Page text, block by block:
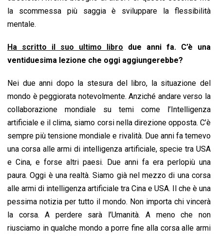
la scommessa più saggia è sviluppare la flessibilità
mentale.
Ha scritto il suo ultimo libro due anni fa. C’è una
ventiduesima lezione che oggi aggiungerebbe?
Nei due anni dopo la stesura del libro, la situazione del
mondo è peggiorata notevolmente. Anziché andare verso la
collaborazione mondiale su temi come l’Intelligenza
artificiale e il clima, siamo corsi nella direzione opposta. C’è
sempre più tensione mondiale e rivalità. Due anni fa temevo
una corsa alle armi di intelligenza artificiale, specie tra USA
e Cina, e forse altri paesi. Due anni fa era perlopiù una
paura. Oggi è una realtà. Siamo già nel mezzo di una corsa
alle armi di intelligenza artificiale tra Cina e USA. Il che è una
pessima notizia per tutto il mondo. Non importa chi vincerà
la corsa. A perdere sarà l’Umanità. A meno che non
riusciamo in qualche mondo a porre fine alla corsa alle armi